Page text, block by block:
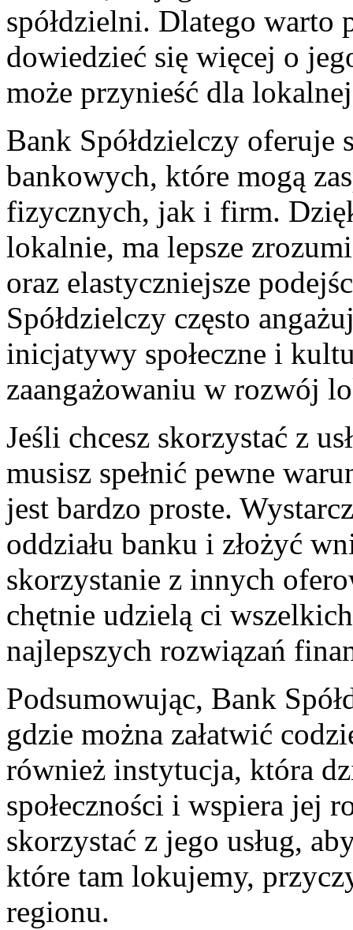
spółdzielni. Dlatego warto
dowiedzieć się więcej o
może przynieść dla
Bank Spółdzielczy oferuje
bankowych, które mogą
fizycznych, jak i firm.
‍lokalnie, ma lepsze
oraz elastyczniejsze
Spółdzielczy często
inicjatywy społeczne i
zaangażowaniu ⁢w rozwój
Jeśli chcesz skorzystać z
musisz spełnić pewne‌
jest​ bardzo proste.
oddziału ‍banku i‍ złożyć
skorzystanie z innych
chętnie⁣ udzielą ‍ci
najlepszych rozwiązań
Podsumowując, Bank
gdzie można załatwić
również instytucja, która
społeczności‍ i wspiera jej
skorzystać⁢ z jego usług,
które tam lokujemy,
regionu. ⁣